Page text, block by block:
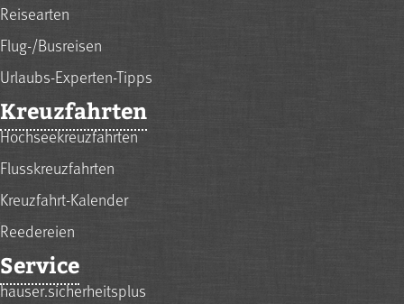
Reisearten
Flug-/Busreisen
Urlaubs-Experten-Tipps
Kreuzfahrten
Hochseekreuzfahrten
Flusskreuzfahrten
Kreuzfahrt-Kalender
Reedereien
Service
hauser.sicherheitsplus